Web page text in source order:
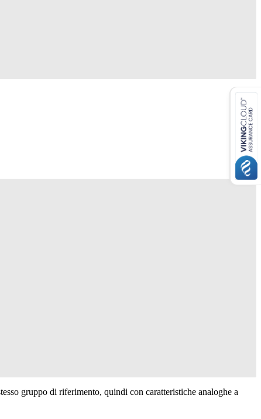
gruppo di riferimento, quindi con caratteristiche analoghe a